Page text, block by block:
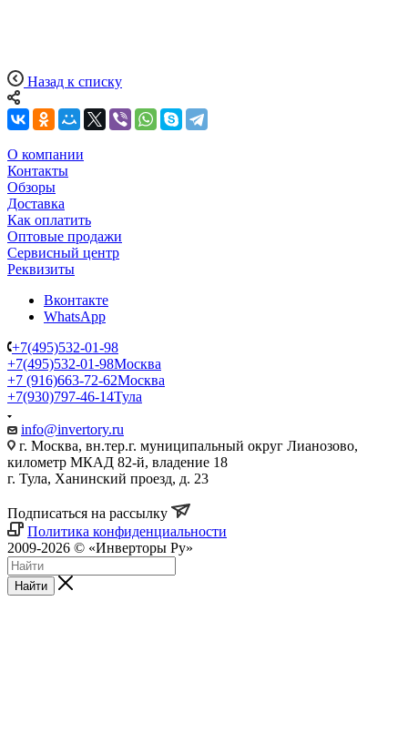
Назад к списку
О компании
Контакты
Обзоры
Доставка
Как оплатить
Оптовые продажи
Сервисный центр
Реквизиты
Вконтакте
WhatsApp
+7(495)532-01-98
+7(495)532-01-98Москва
+7 (916)663-72-62Москва
+7(930)797-46-14Тула
info@invertory.ru
г. Москва, вн.тер.г. муниципальный округ Лианозово,
километр МКАД 82-й, владение 18
г. Тула, Ханинский проезд, д. 23
Подписаться на рассылку
Политика конфиденциальности
2009-2026 © «Инверторы Ру»
Найти